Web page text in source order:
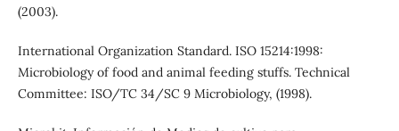
(2003).
International Organization Standard. ISO 15214:1998:
Microbiology of food and animal feeding stuffs. Technical
Committee: ISO/TC 34/SC 9 Microbiology, (1998).